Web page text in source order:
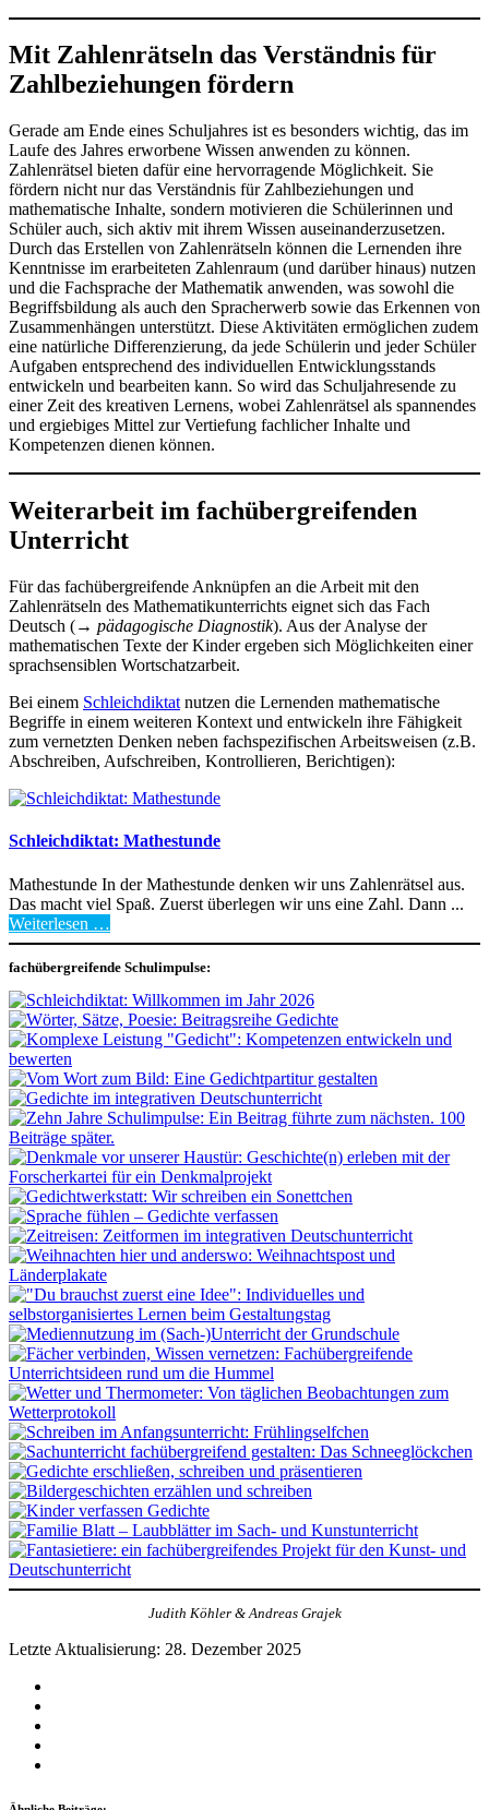
Mit Zahlenrätseln das Verständnis für
Zahlbeziehungen fördern
Gerade am Ende eines Schuljahres ist es besonders wichtig, das im
Laufe des Jahres erworbene Wissen anwenden zu können.
Zahlenrätsel bieten dafür eine hervorragende Möglichkeit. Sie
fördern nicht nur das Verständnis für Zahlbeziehungen und
mathematische Inhalte, sondern motivieren die Schülerinnen und
Schüler auch, sich aktiv mit ihrem Wissen auseinanderzusetzen.
Durch das Erstellen von Zahlenrätseln können die Lernenden ihre
Kenntnisse im erarbeiteten Zahlenraum (und darüber hinaus) nutzen
und die Fachsprache der Mathematik anwenden, was sowohl die
Begriffsbildung als auch den Spracherwerb sowie das Erkennen von
Zusammenhängen unterstützt. Diese Aktivitäten ermöglichen zudem
eine natürliche Differenzierung, da jede Schülerin und jeder Schüler
Aufgaben entsprechend des individuellen Entwicklungsstands
entwickeln und bearbeiten kann. So wird das Schuljahresende zu
einer Zeit des kreativen Lernens, wobei Zahlenrätsel als spannendes
und ergiebiges Mittel zur Vertiefung fachlicher Inhalte und
Kompetenzen dienen können.
Weiterarbeit im fachübergreifenden
Unterricht
Für das fachübergreifende Anknüpfen an die Arbeit mit den
Zahlenrätseln des Mathematikunterrichts eignet sich das Fach
Deutsch (→ pädagogische Diagnostik). Aus der Analyse der
mathematischen Texte der Kinder ergeben sich Möglichkeiten einer
sprachsensiblen Wortschatzarbeit.
Bei einem Schleichdiktat nutzen die Lernenden mathematische
Begriffe in einem weiteren Kontext und entwickeln ihre Fähigkeit
zum vernetzten Denken neben fachspezifischen Arbeitsweisen (z.B.
Abschreiben, Aufschreiben, Kontrollieren, Berichtigen):
Schleichdiktat: Mathestunde
Mathestunde In der Mathestunde denken wir uns Zahlenrätsel aus.
Das macht viel Spaß. Zuerst überlegen wir uns eine Zahl. Dann ...
Weiterlesen …
fachübergreifende Schulimpulse:
Judith Köhler & Andreas Grajek
Letzte Aktualisierung: 28. Dezember 2025